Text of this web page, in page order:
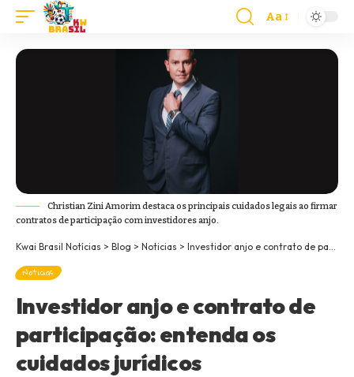
Aa
Christian Zini Amorim destaca os principais cuidados legais ao firmar
contratos de participação com investidores anjo.
Kwai Brasil Notícias > Blog > Noticias > Investidor anjo e contrato de participação: entenda os cuidados jurídicos
Noticias
Investidor anjo e contrato de
participação: entenda os
cuidados jurídicos